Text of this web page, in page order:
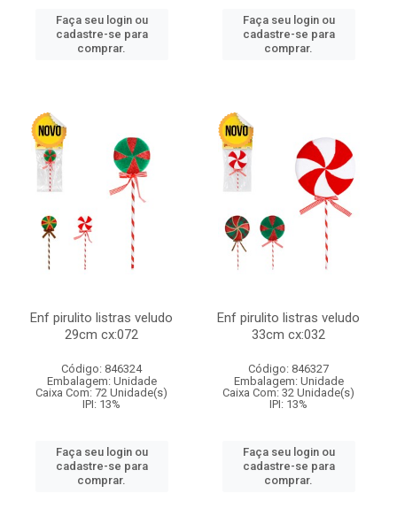
Faça seu login ou
cadastre-se para
comprar.
Faça seu login ou
cadastre-se para
comprar.
Enf pirulito listras veludo
29cm cx:072
Código: 846324
Embalagem: Unidade
Caixa Com: 72 Unidade(s)
IPI: 13%
Faça seu login ou
cadastre-se para
comprar.
Enf pirulito listras veludo
33cm cx:032
Código: 846327
Embalagem: Unidade
Caixa Com: 32 Unidade(s)
IPI: 13%
Faça seu login ou
cadastre-se para
comprar.